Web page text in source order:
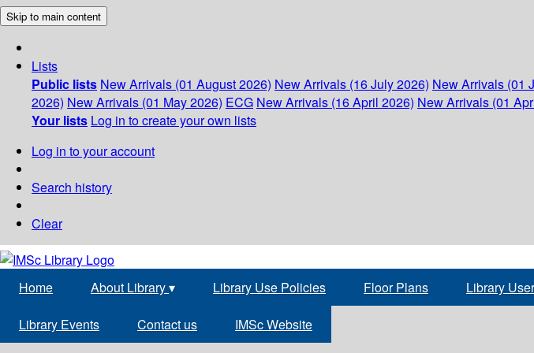
Skip to main content
Lists
Public lists New Arrivals (01 August 2026) New Arrivals (16 July 2026) New Arrivals (01
2026) New Arrivals (01 May 2026) ECG New Arrivals (16 April 2026) New Arrivals (01
Your lists Log in to create your own lists
Log in to your account
Search history
Clear
Home About Library▾ Library Use Policies Floor Plans Library
Library Events Contact us IMSc Website